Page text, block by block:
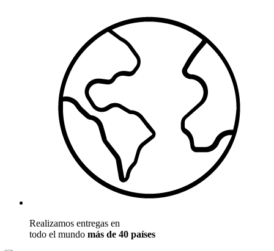
Realizamos entregas en
todo el mundo más de 40 países